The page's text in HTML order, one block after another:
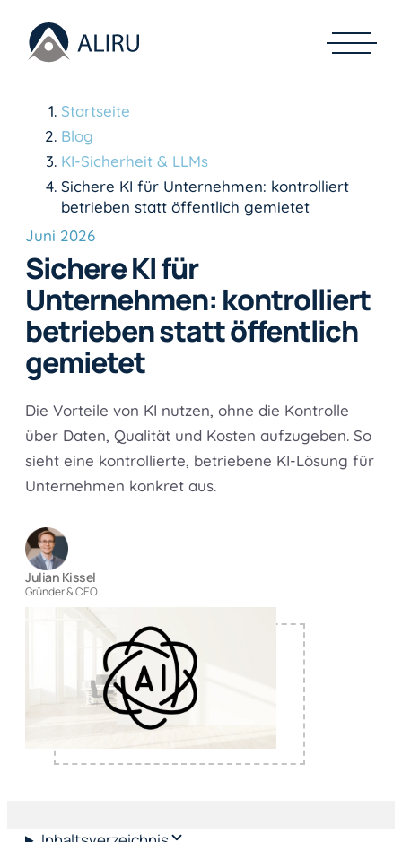
Startseite
Blog
KI-Sicherheit & LLMs
Sichere KI für Unternehmen: kontrolliert
betrieben statt öffentlich gemietet
Juni 2026
Sichere KI für
Unternehmen: kontrolliert
betrieben statt öffentlich
gemietet
Die Vorteile von KI nutzen, ohne die Kontrolle
über Daten, Qualität und Kosten aufzugeben. So
sieht eine kontrollierte, betriebene KI-Lösung für
Unternehmen konkret aus.
Julian Kissel
Gründer & CEO